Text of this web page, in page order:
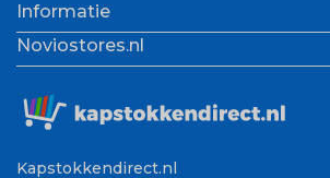
Informatie
Noviostores.nl
Kapstokkendirect.nl